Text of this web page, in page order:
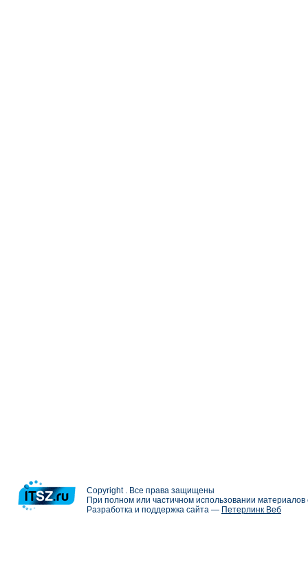
Copyright . Все права защищены
При полном или частичном использовании
Разработка и поддержка сайта — Петерлинк Веб